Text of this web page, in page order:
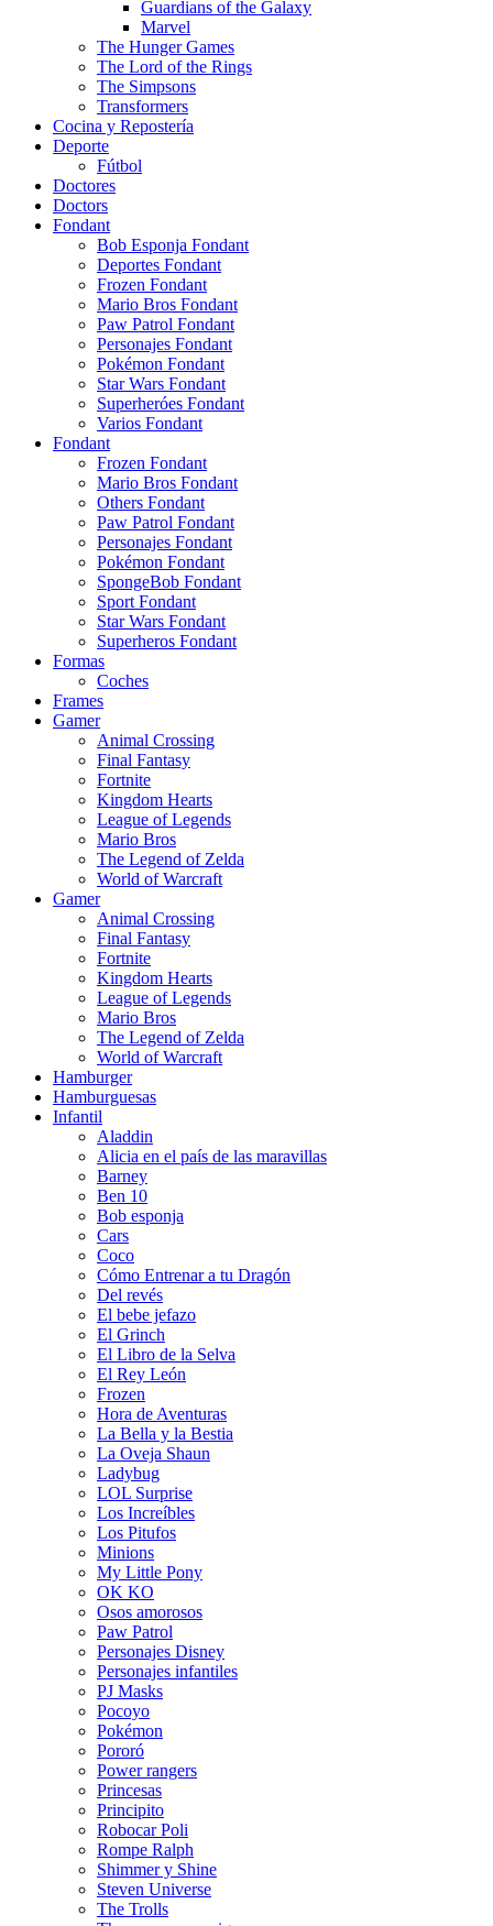
Guardians of the Galaxy
Marvel
The Hunger Games
The Lord of the Rings
The Simpsons
Transformers
Cocina y Repostería
Deporte
Fútbol
Doctores
Doctors
Fondant
Bob Esponja Fondant
Deportes Fondant
Frozen Fondant
Mario Bros Fondant
Paw Patrol Fondant
Personajes Fondant
Pokémon Fondant
Star Wars Fondant
Superheróes Fondant
Varios Fondant
Fondant
Frozen Fondant
Mario Bros Fondant
Others Fondant
Paw Patrol Fondant
Personajes Fondant
Pokémon Fondant
SpongeBob Fondant
Sport Fondant
Star Wars Fondant
Superheros Fondant
Formas
Coches
Frames
Gamer
Animal Crossing
Final Fantasy
Fortnite
Kingdom Hearts
League of Legends
Mario Bros
The Legend of Zelda
World of Warcraft
Gamer
Animal Crossing
Final Fantasy
Fortnite
Kingdom Hearts
League of Legends
Mario Bros
The Legend of Zelda
World of Warcraft
Hamburger
Hamburguesas
Infantil
Aladdin
Alicia en el país de las maravillas
Barney
Ben 10
Bob esponja
Cars
Coco
Cómo Entrenar a tu Dragón
Del revés
El bebe jefazo
El Grinch
El Libro de la Selva
El Rey León
Frozen
Hora de Aventuras
La Bella y la Bestia
La Oveja Shaun
Ladybug
LOL Surprise
Los Increíbles
Los Pitufos
Minions
My Little Pony
OK KO
Osos amorosos
Paw Patrol
Personajes Disney
Personajes infantiles
PJ Masks
Pocoyo
Pokémon
Pororó
Power rangers
Princesas
Principito
Robocar Poli
Rompe Ralph
Shimmer y Shine
Steven Universe
The Trolls